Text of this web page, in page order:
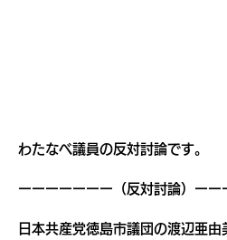
わたなべ議員の反対討論です。
ーーーーーーー（反対討論）ーー
日本共産党徳島市議団の渡辺亜由